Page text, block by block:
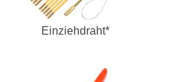
Einziehdraht*